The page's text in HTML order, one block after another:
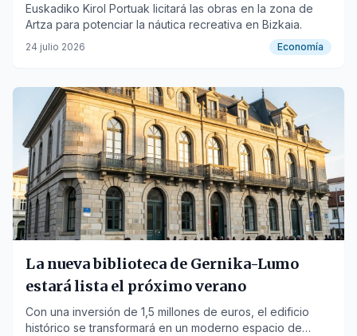
Euskadiko Kirol Portuak licitará las obras en la zona de
Artza para potenciar la náutica recreativa en Bizkaia.
24 julio 2026 Economía
La nueva biblioteca de Gernika-Lumo
estará lista el próximo verano
Con una inversión de 1,5 millones de euros, el edificio
histórico se transformará en un moderno espacio de